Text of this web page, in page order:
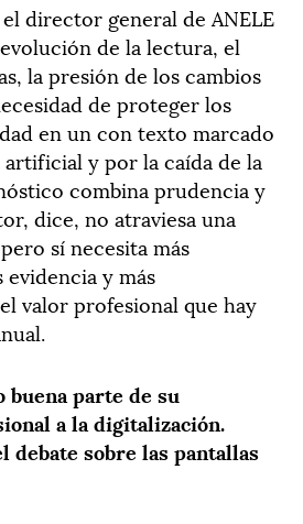
director general de ANELE
de la lectura, el
la presión de los cambios
de proteger los
en un con texto marcado
y por la caída de la
combina prudencia y
dice, no atraviesa una
sí necesita más
y más
valor profesional que hay
buena parte de su
a la digitalización.
debate sobre las pantallas